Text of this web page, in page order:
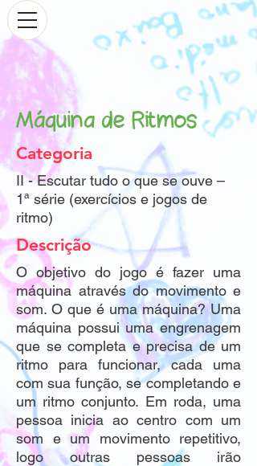
Máquina de Ritmos
Categoria
Descrição
II - Escutar tudo o que se ouve –
1ª série (exercícios e jogos de
ritmo)
O objetivo do jogo é fazer uma
máquina através do movimento e
som. O que é uma máquina? Uma
máquina possui uma engrenagem
que se completa e precisa de um
ritmo para funcionar, cada uma
com sua função, se completando e
um ritmo conjunto. Em roda, uma
pessoa inicia ao centro com um
som e um movimento repetitivo,
logo outras pessoas irão